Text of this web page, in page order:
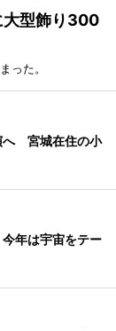
型飾り300
った。
へ 宮城在住の小
年は宇宙をテー